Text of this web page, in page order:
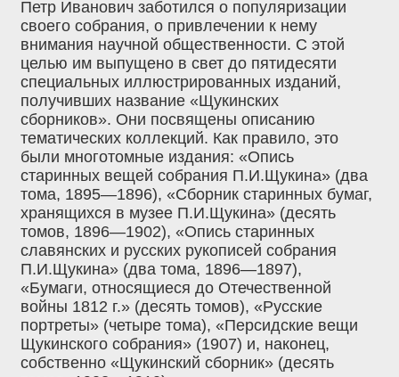
Петр Иванович заботился о популяризации
своего собрания, о привлечении к нему
внимания научной общественности. С этой
целью им выпущено в свет до пятидесяти
специальных иллюстрированных изданий,
получивших название «Щукинских
сборников». Они посвящены описанию
тематических коллекций. Как правило, это
были многотомные издания: «Опись
старинных вещей собрания П.И.Щукина» (два
тома, 1895—1896), «Сборник старинных бумаг,
хранящихся в музее П.И.Щукина» (десять
томов, 1896—1902), «Опись старинных
славянских и русских рукописей собрания
П.И.Щукина» (два тома, 1896—1897),
«Бумаги, относящиеся до Отечественной
войны 1812 г.» (десять томов), «Русские
портреты» (четыре тома), «Персидские вещи
Щукинского собрания» (1907) и, наконец,
собственно «Щукинский сборник» (десять